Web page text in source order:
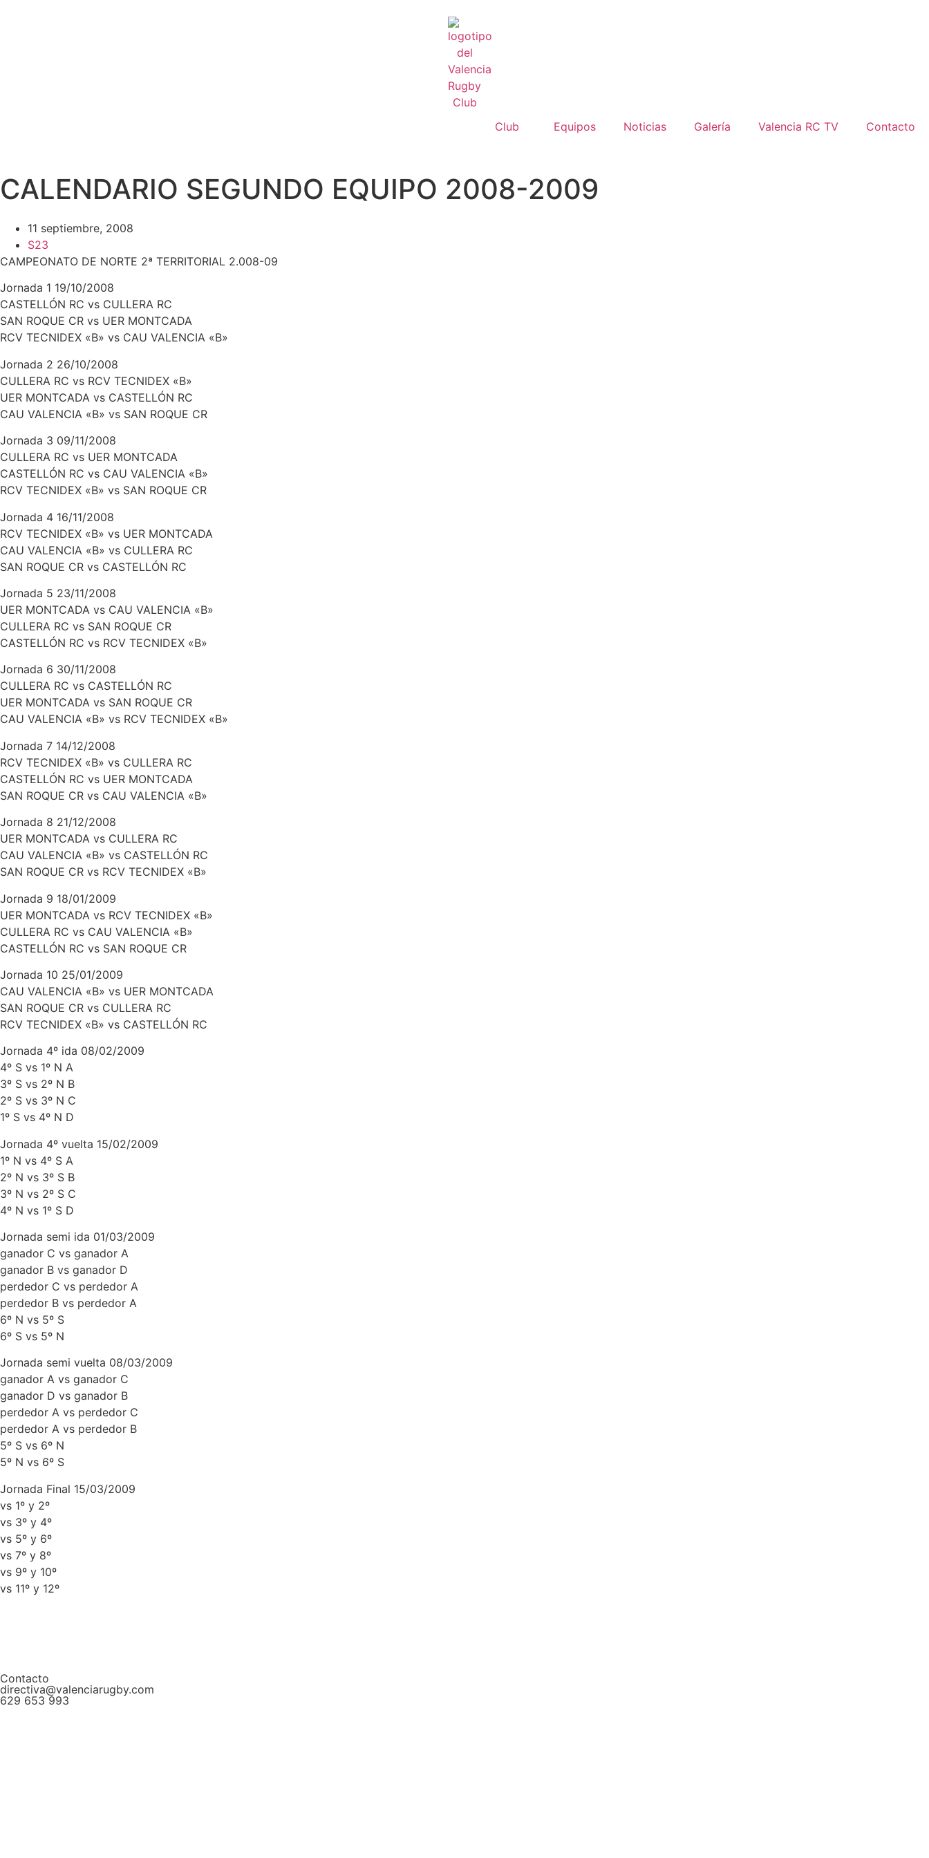
Club Equipos Noticias Galería Valencia RC TV Contacto
CALENDARIO SEGUNDO EQUIPO 2008-2009
11 septiembre, 2008
S23
CAMPEONATO DE NORTE 2ª TERRITORIAL 2.008-09
Jornada 1 19/10/2008
CASTELLÓN RC vs CULLERA RC
SAN ROQUE CR vs UER MONTCADA
RCV TECNIDEX «B» vs CAU VALENCIA «B»
Jornada 2 26/10/2008
CULLERA RC vs RCV TECNIDEX «B»
UER MONTCADA vs CASTELLÓN RC
CAU VALENCIA «B» vs SAN ROQUE CR
Jornada 3 09/11/2008
CULLERA RC vs UER MONTCADA
CASTELLÓN RC vs CAU VALENCIA «B»
RCV TECNIDEX «B» vs SAN ROQUE CR
Jornada 4 16/11/2008
RCV TECNIDEX «B» vs UER MONTCADA
CAU VALENCIA «B» vs CULLERA RC
SAN ROQUE CR vs CASTELLÓN RC
Jornada 5 23/11/2008
UER MONTCADA vs CAU VALENCIA «B»
CULLERA RC vs SAN ROQUE CR
CASTELLÓN RC vs RCV TECNIDEX «B»
Jornada 6 30/11/2008
CULLERA RC vs CASTELLÓN RC
UER MONTCADA vs SAN ROQUE CR
CAU VALENCIA «B» vs RCV TECNIDEX «B»
Jornada 7 14/12/2008
RCV TECNIDEX «B» vs CULLERA RC
CASTELLÓN RC vs UER MONTCADA
SAN ROQUE CR vs CAU VALENCIA «B»
Jornada 8 21/12/2008
UER MONTCADA vs CULLERA RC
CAU VALENCIA «B» vs CASTELLÓN RC
SAN ROQUE CR vs RCV TECNIDEX «B»
Jornada 9 18/01/2009
UER MONTCADA vs RCV TECNIDEX «B»
CULLERA RC vs CAU VALENCIA «B»
CASTELLÓN RC vs SAN ROQUE CR
Jornada 10 25/01/2009
CAU VALENCIA «B» vs UER MONTCADA
SAN ROQUE CR vs CULLERA RC
RCV TECNIDEX «B» vs CASTELLÓN RC
Jornada 4º ida 08/02/2009
4º S vs 1º N A
3º S vs 2º N B
2º S vs 3º N C
1º S vs 4º N D
Jornada 4º vuelta 15/02/2009
1º N vs 4º S A
2º N vs 3º S B
3º N vs 2º S C
4º N vs 1º S D
Jornada semi ida 01/03/2009
ganador C vs ganador A
ganador B vs ganador D
perdedor C vs perdedor A
perdedor B vs perdedor A
6º N vs 5º S
6º S vs 5º N
Jornada semi vuelta 08/03/2009
ganador A vs ganador C
ganador D vs ganador B
perdedor A vs perdedor C
perdedor A vs perdedor B
5º S vs 6º N
5º N vs 6º S
Jornada Final 15/03/2009
vs 1º y 2º
vs 3º y 4º
vs 5º y 6º
vs 7º y 8º
vs 9º y 10º
vs 11º y 12º
Contacto
directiva@valenciarugby.com
629 653 993